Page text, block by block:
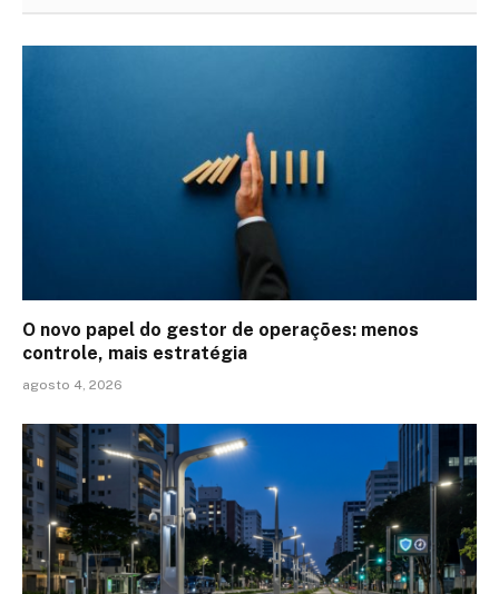
O novo papel do gestor de operações: menos
controle, mais estratégia
agosto 4, 2026